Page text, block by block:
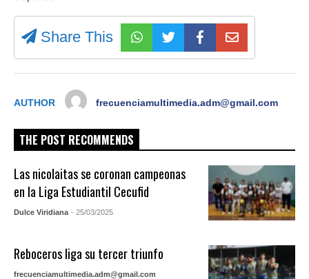
Share This
AUTHOR frecuenciamultimedia.adm@gmail.com
THE POST RECOMMENDS
Las nicolaitas se coronan campeonas
en la Liga Estudiantil Cecufid
Dulce Viridiana - 25/03/2025
Reboceros liga su tercer triunfo
frecuenciamultimedia.adm@gmail.com